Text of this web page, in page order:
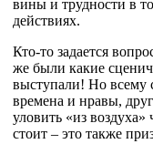
вины и трудности в
действиях.
Кто-то задается
же были какие
выступали! Но всему
времена и нравы,
уловить «из воздуха»
стоит – это также